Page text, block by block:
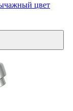
цвет